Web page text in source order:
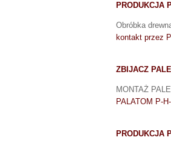
PRODUKCJA
Obróbka
kontakt przez
ZBIJACZ
MONTAŻ
PALATOM P-
PRODUKCJA